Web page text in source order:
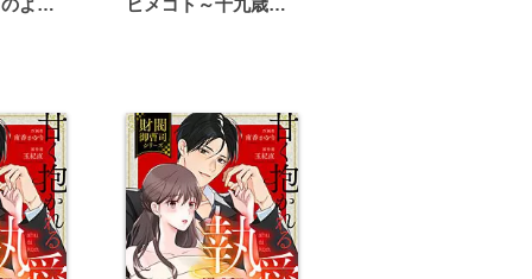
ヒメゴト～十九歳の制服～